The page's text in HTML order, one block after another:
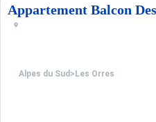
Appartement Balcon
Alpes du Sud > Les Orres